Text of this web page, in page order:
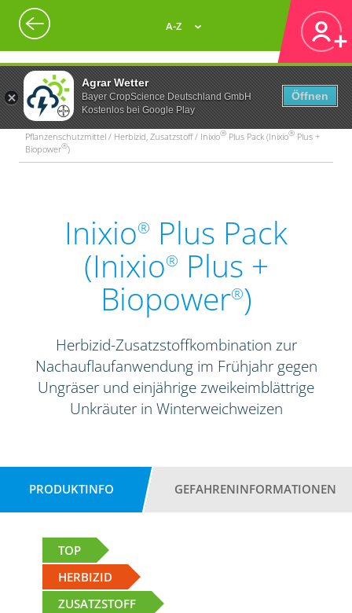
Agrar Wetter
Bayer CropScience Deutschland GmbH
Kostenlos bei Google Play
Öffnen
A-Z
Pflanzenschutzmittel / Herbizid, Zusatzstoff / Inixio® Plus Pack (Inixio® Plus +
Biopower®)
Inixio® Plus Pack
(Inixio® Plus +
Biopower®)
Herbizid-Zusatzstoffkombination zur
Nachauflaufanwendung im Frühjahr gegen
Ungräser und einjährige zweikeimblättrige
Unkräuter in Winterweichweizen
PRODUKTINFO GEFAHRENINFORMATIONEN
TOP
HERBIZID
ZUSATZSTOFF